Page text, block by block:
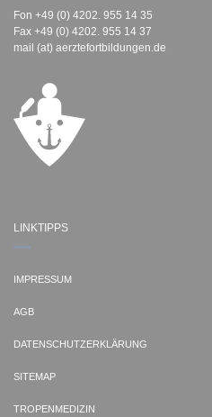
Fon +49 (0) 4202. 955 14 35
Fax +49 (0) 4202. 955 14 37
mail (at) aerztefortbildungen.de
LINKTIPPS
IMPRESSUM
AGB
DATENSCHUTZERKLÄRUNG
SITEMAP
TROPENMEDIZIN